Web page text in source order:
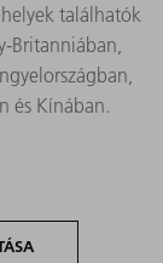
találhatók
Britanniában,
és Kínában.